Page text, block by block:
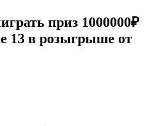
приз 1000000₽
13 в розыгрыше от